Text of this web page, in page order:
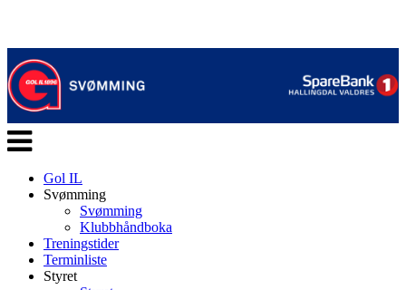
Veksle
navigasjon
Gol IL
Svømming
Svømming
Klubbhåndboka
Treningstider
Terminliste
Styret